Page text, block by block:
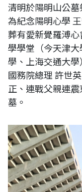
清明於陽明山公
為紀念陽明心學
葬有愛新覺羅溥
學學堂（今天津
學、上海交通大
國務院總理 許世
正、連戰父親連
墓。